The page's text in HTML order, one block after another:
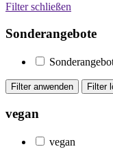
Filter schließen
Sonderangebote
vegan
vegan